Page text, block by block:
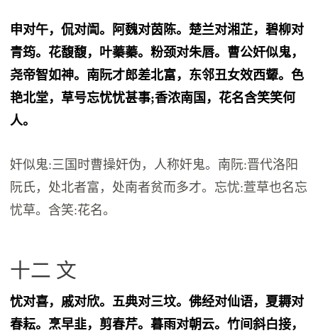
申对午，侃对訚。阿魏对茵陈。楚兰对湘芷，碧柳对
青筠。花馥馥，叶蓁蓁。粉颈对朱唇。曹公奸似鬼，
尧帝智如神。南阮才郎差北富，东邻丑女效西颦。色
艳北堂，草号忘忧忧甚事;香浓南国，花名含笑笑何
人。
奸似鬼:三国时曹操奸伪，人称奸鬼。南阮:晋代洛阳
阮氏，处北者富，处南者贫而多才。忘忧:萱草也名忘
忧草。含笑:花名。
十二 文
忧对喜，戚对欣。五典对三坟。佛经对仙语，夏耨对
春耘。烹早韭，剪春芹。暮雨对朝云。竹间斜白接，